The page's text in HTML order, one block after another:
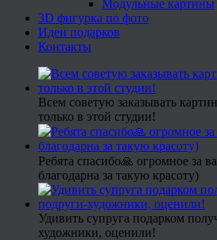
Модульные картины
3D фигурка по фото
Идеи подарков
Контакты
Всем советую заказывать
только в этой студии!
Ребята спасибо🙏 огромное за
благодарна за такую красоту)
Удивить супруга подарком
художники, оценили!